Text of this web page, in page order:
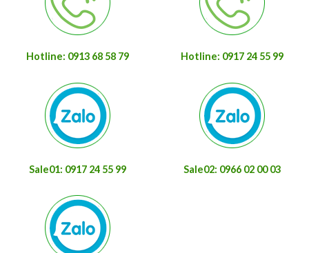
Hotline: 0913 68 58 79 Hotline: 0917 24 55 99
Sale01: 0917 24 55 99 Sale02: 0966 02 00 03